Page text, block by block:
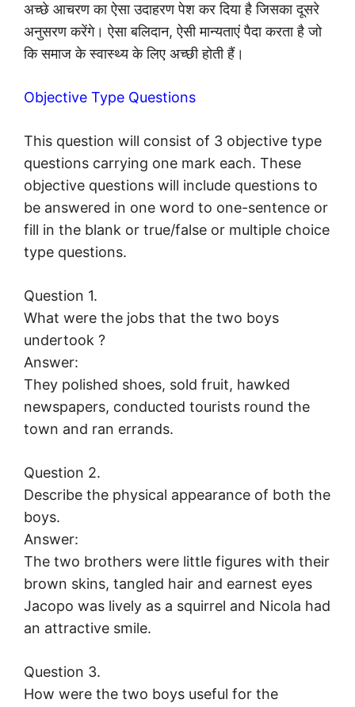
अच्छे आचरण का ऐसा उदाहरण पेश कर दिया है जिसका दूसरे
अनुसरण करेंगे। ऐसा बलिदान, ऐसी मान्यताएं पैदा करता है जो
कि समाज के स्वास्थ्य के लिए अच्छी होती हैं।
Objective Type Questions
This question will consist of 3 objective type
questions carrying one mark each. These
objective questions will include questions to
be answered in one word to one-sentence or
fill in the blank or true/false or multiple choice
type questions.
Question 1.
What were the jobs that the two boys
undertook ?
Answer:
They polished shoes, sold fruit, hawked
newspapers, conducted tourists round the
town and ran errands.
Question 2.
Describe the physical appearance of both the
boys.
Answer:
The two brothers were little figures with their
brown skins, tangled hair and earnest eyes
Jacopo was lively as a squirrel and Nicola had
an attractive smile.
Question 3.
How were the two boys useful for the